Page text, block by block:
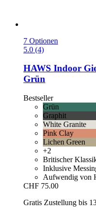
7 Optionen
5.0 (4)
HAWS Indoor
Grün
Bestseller
Grün
Graphit
White Granite
Pink Clay
Lichen Green
+2
Britischer
Inklusive
Aufwendig von
CHF 75.00
Gratis Zustellung bis